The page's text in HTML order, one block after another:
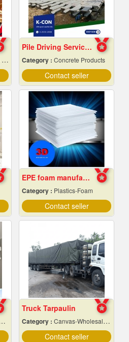
Pile Driving Services, Samut Prakan - Affordable Prices
Category : Concrete Products
Contact seller
EPE foam manufacturer
Category : Plastics-Foam
Contact seller
Truck Tarpaulin
Category : Canvas-Wholesale & Manufacturers
Contact seller